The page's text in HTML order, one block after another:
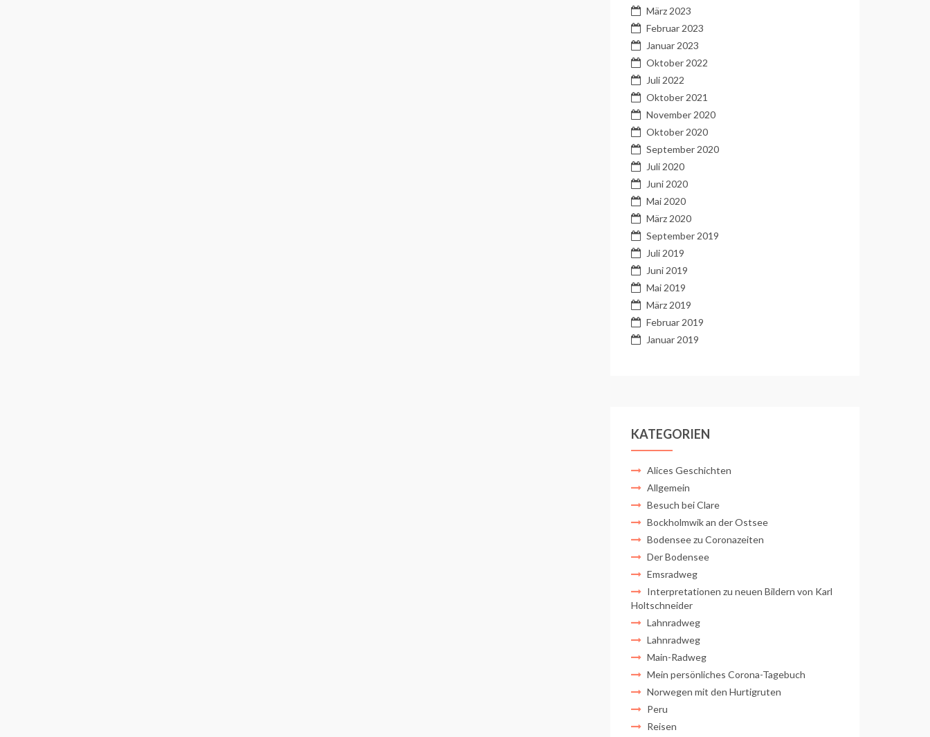
März 2023
Februar 2023
Januar 2023
Oktober 2022
Juli 2022
Oktober 2021
November 2020
Oktober 2020
September 2020
Juli 2020
Juni 2020
Mai 2020
März 2020
September 2019
Juli 2019
Juni 2019
Mai 2019
März 2019
Februar 2019
Januar 2019
KATEGORIEN
Alices Geschichten
Allgemein
Besuch bei Clare
Bockholmwik an der Ostsee
Bodensee zu Coronazeiten
Der Bodensee
Emsradweg
Interpretationen zu neuen Bildern von Karl
Holtschneider
Lahnradweg
Lahnradweg
Main-Radweg
Mein persönliches Corona-Tagebuch
Norwegen mit den Hurtigruten
Peru
Reisen